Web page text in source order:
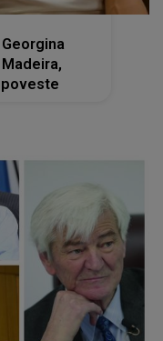
poveste